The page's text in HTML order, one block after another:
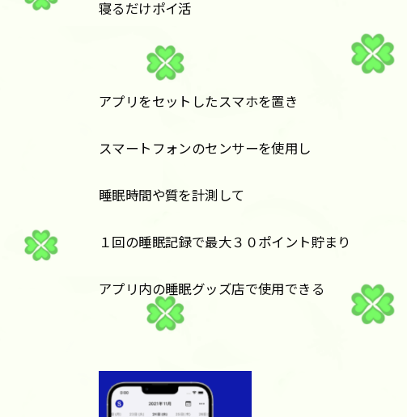
寝るだけポイ活
アプリをセットしたスマホを置き
スマートフォンのセンサーを使用し
睡眠時間や質を計測して
１回の睡眠記録で最大３０ポイント貯まり
アプリ内の睡眠グッズ店で使用できる